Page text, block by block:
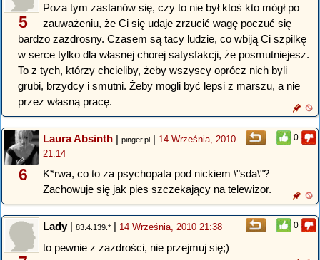
5
Poza tym zastanów się, czy to nie był ktoś kto mógł po
zauważeniu, że Ci się udaje zrzucić wagę poczuć się
bardzo zazdrosny. Czasem są tacy ludzie, co wbiją Ci szpilkę
w serce tylko dla własnej chorej satysfakcji, że posmutniejesz.
To z tych, którzy chcieliby, żeby wszyscy oprócz nich byli
grubi, brzydcy i smutni. Żeby mogli być lepsi z marszu, a nie
przez własną pracę.
0
6
Laura Absinth | pinger.pl | 14 Września, 2010
21:14
K*rwa, co to za psychopata pod nickiem \"sda\"?
Zachowuje się jak pies szczekający na telewizor.
0
Lady| 83.4.139.* | 14 Września, 2010 21:38
to pewnie z zazdrości, nie przejmuj się;)